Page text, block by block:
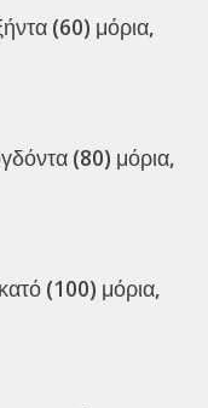
(60) μόρια,
(80) μόρια,
(100) μόρια,